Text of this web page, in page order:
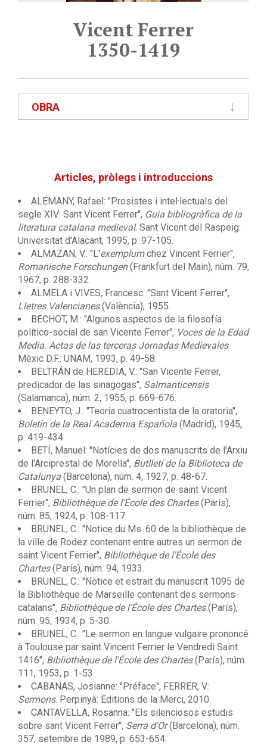
Vicent Ferrer
1350-1419
OBRA
Articles, pròlegs i introduccions
ALEMANY, Rafael: "Prosistes i intel·lectuals del
segle XIV: Sant Vicent Ferrer", Guia bibliogràfica de la
literatura catalana medieval. Sant Vicent del Raspeig:
Universitat d'Alacant, 1995, p. 97-105.
ALMAZAN, V.: "L'exemplumchez Vincent Ferrier",
Romanische Forschungen(Frankfurt del Main), núm. 79,
1967, p. 288-332.
ALMELA i VIVES, Francesc: "Sant Vicent Ferrer",
Lletres Valencianes(València), 1955.
BECHOT, M.: "Algunos aspectos de la filosofía
político-social de san Vicente Ferrer", Voces de la Edad
Media. Actas de las terceras Jornadas Medievales.
Mèxic D.F.: UNAM, 1993, p. 49-58.
BELTRÁN de HEREDIA, V.: "San Vicente Ferrer,
predicador de las sinagogas", Salmanticensis
(Salamanca), núm. 2, 1955, p. 669-676.
BENEYTO, J.: "Teoría cuatrocentista de la oratoria",
Boletín de la Real Academia Española (Madrid), 1945,
p. 419-434.
BETÍ, Manuel: "Notícies de dos manuscrits de l'Arxiu
de l'Arciprestal de Morella", Butlletí de la Biblioteca de
Catalunya (Barcelona), núm. 4, 1927, p. 48-67.
BRUNEL, C.: "Un plan de sermon de saint Vicent
Ferrier", Bibliothèque de l'École des Chartes(París),
núm. 85, 1924, p. 108-117.
BRUNEL, C.: "Notice du Ms. 60 de la bibliothèque de
la ville de Rodez contenant entre autres un sermon de
saint Vicent Ferrier", Bibliothèque de l'École des
Chartes(París), núm. 94, 1933.
BRUNEL, C.: "Notice et estrait du manuscrit 1095 de
la Bibliothèque de Marseille contenant des sermons
catalans", Bibliothèque de l'École des Chartes(París),
núm. 95, 1934, p. 5-30.
BRUNEL, C.: "Le sermon en langue vulgaire prononcé
à Toulouse par saint Vincent Ferrier le Vendredi Saint
1416", Bibliothèque de l'École des Chartes(París), núm.
111, 1953, p. 1-53.
CABANAS, Josianne: "Préface", FERRER, V.:
Sermons. Perpinyà: Éditions de la Merci, 2010.
CANTAVELLA, Rosanna: "Els silenciosos estudis
sobre sant Vicent Ferrer", Serra d'Or(Barcelona), núm.
357, setembre de 1989, p. 653-654.